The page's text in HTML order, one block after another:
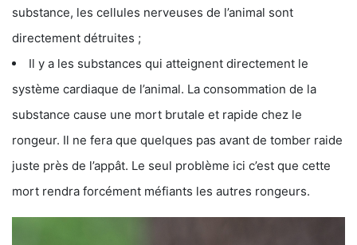
substance, les cellules nerveuses de l’animal sont
directement détruites ;
Il y a les substances qui atteignent directement le
système cardiaque de l’animal. La consommation de la
substance cause une mort brutale et rapide chez le
rongeur. Il ne fera que quelques pas avant de tomber raide
juste près de l’appât. Le seul problème ici c’est que cette
mort rendra forcément méfiants les autres rongeurs.